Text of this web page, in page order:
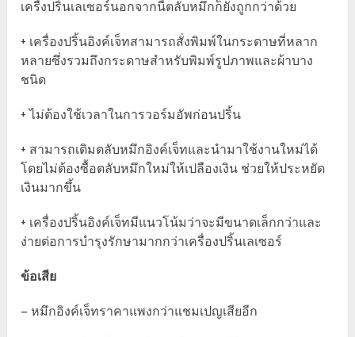
เครื่งปริ้นเลเซอร์นอกจากนี้ตลับหมึกก็ยังถูกกว่าด้วย
+ เครื่องปริ้นอิงค์เจ็ทสามารถสั่งพิมพ์ในกระดาษที่หลาก
หลายซึ่งรวมถึงกระดาษสำหรับพิมพ์รูปภาพและผ้าบาง
ชนิด
+ ไม่ต้องใช้เวลาในการวอร์มอัพก่อนปริ้น
+ สามารถเติมตลับหมึกอิงค์เจ็ทและนำมาใช้งานใหม่ได้
โดยไม่ต้องซื้อตลับหมึกใหม่ให้เปลืองเงิน ช่วยให้ประหยัด
เงินมากขึ้น
+ เครื่องปริ้นอิงค์เจ็ทมีแนวโน้มว่าจะมีขนาดเล็กกว่าและ
ง่ายต่อการบำรุงรักษามากกว่าเครื่องปริ้นเลเซอร์
ข้อเสีย
– หมึกอิงค์เจ็ทราคาแพงกว่าแชมเปญเสียอีก